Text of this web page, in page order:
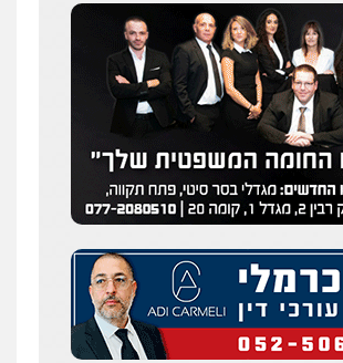
שחר לדובסקי, עו"ד
פלילי מעצרים וחקירות עבירות המתה
דין לענייני אסירים
0507913332
עו"ד איהאב ג'לג'ולי
פלילי מעצרים וחקירות עורכי דין לענייני
אסירים
0505216700
עו"ד שלומי שרון
פלילי צבאי מעצרים וחקירות